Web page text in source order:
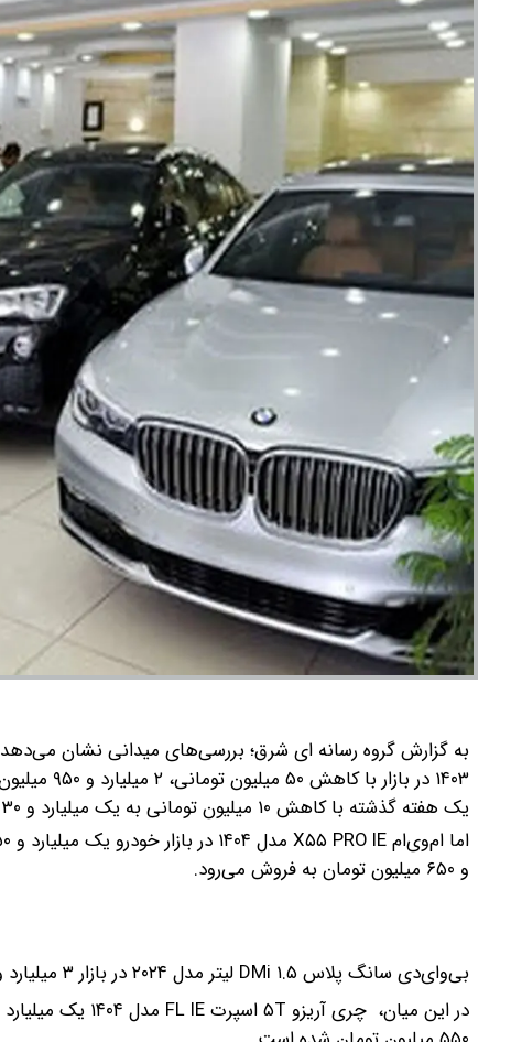
۱۴۰۳ در بازار با کاهش ۵۰ میلیون تومانی، ۲ میلیارد و ۹۵۰ میلیون تومان شده است.
یک هفته گذشته با کاهش ۱۰ میلیون تومانی به یک میلیارد و ۳۰ میلیون تومان رسیده است.
و ۶۵۰ میلیون تومان به فروش می‌رود.
بی‌وای‌دی سانگ پلاس DMi ۱.۵ لیتر مدل ۲۰۲۴ در بازار ۳ میلیارد و ۹۵۰ میلیون تومان قیمت پیدا کرده است.